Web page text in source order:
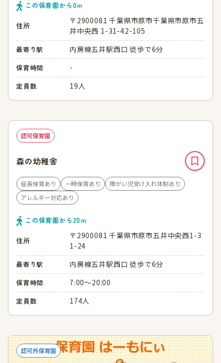
この保育園から0ｍ
住所
〒2900081 千葉県市原市千葉県市原市五
井中央西 1-31-42-105
最寄り駅 内房線五井駅西口 徒歩で6分
保育時間 -
定員数 19人
認可保育園
森の幼稚舎
延長保育あり 一時保育あり
障がい児受け入れ体制あり
アレルギー対応あり
この保育園から 20ｍ
住所
〒2900081 千葉県市原市五井中央西1-3
1-24
最寄り駅 内房線五井駅西口 徒歩で6分
保育時間 7:00～20:00
定員数 174人
認可外保育園